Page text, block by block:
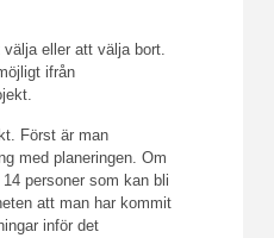
eller att välja bort.
ifrån
Först är man
med planeringen. Om
personer som kan bli
att man har kommit
inför det